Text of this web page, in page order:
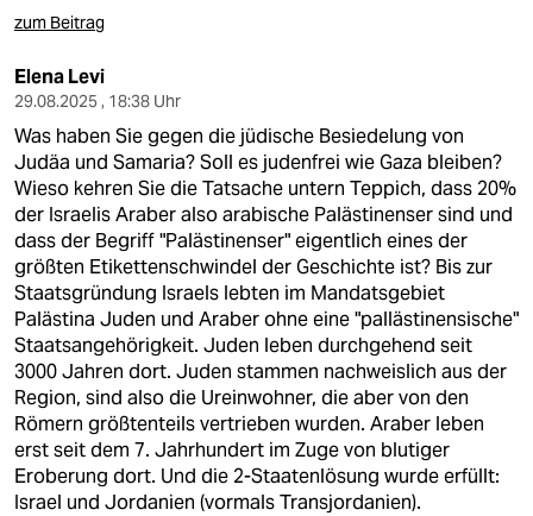
zum Beitrag
Elena Levi
29.08.2025 , 18:38 Uhr
Was haben Sie gegen die jüdische Besiedelung von
Judäa und Samaria? Soll es judenfrei wie Gaza bleiben?
Wieso kehren Sie die Tatsache untern Teppich, dass 20%
der Israelis Araber also arabische Palästinenser sind und
dass der Begriff "Palästinenser" eigentlich eines der
größten Etikettenschwindel der Geschichte ist? Bis zur
Staatsgründung Israels lebten im Mandatsgebiet
Palästina Juden und Araber ohne eine "pallästinensische"
Staatsangehörigkeit. Juden leben durchgehend seit
3000 Jahren dort. Juden stammen nachweislich aus der
Region, sind also die Ureinwohner, die aber von den
Römern größtenteils vertrieben wurden. Araber leben
erst seit dem 7. Jahrhundert im Zuge von blutiger
Eroberung dort. Und die 2-Staatenlösung wurde erfüllt:
Israel und Jordanien (vormals Transjordanien).